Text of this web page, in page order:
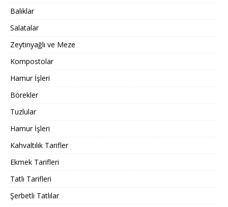
Balıklar
Salatalar
Zeytinyağlı ve Meze
Kompostolar
Hamur İşleri
Börekler
Tuzlular
Hamur İşleri
Kahvaltılık Tarifler
Ekmek Tarifleri
Tatlı Tarifleri
Şerbetli Tatlılar